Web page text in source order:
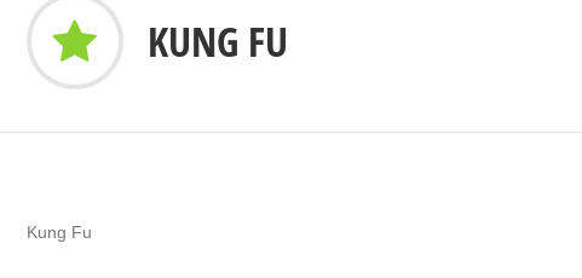
KUNG FU
Kung Fu